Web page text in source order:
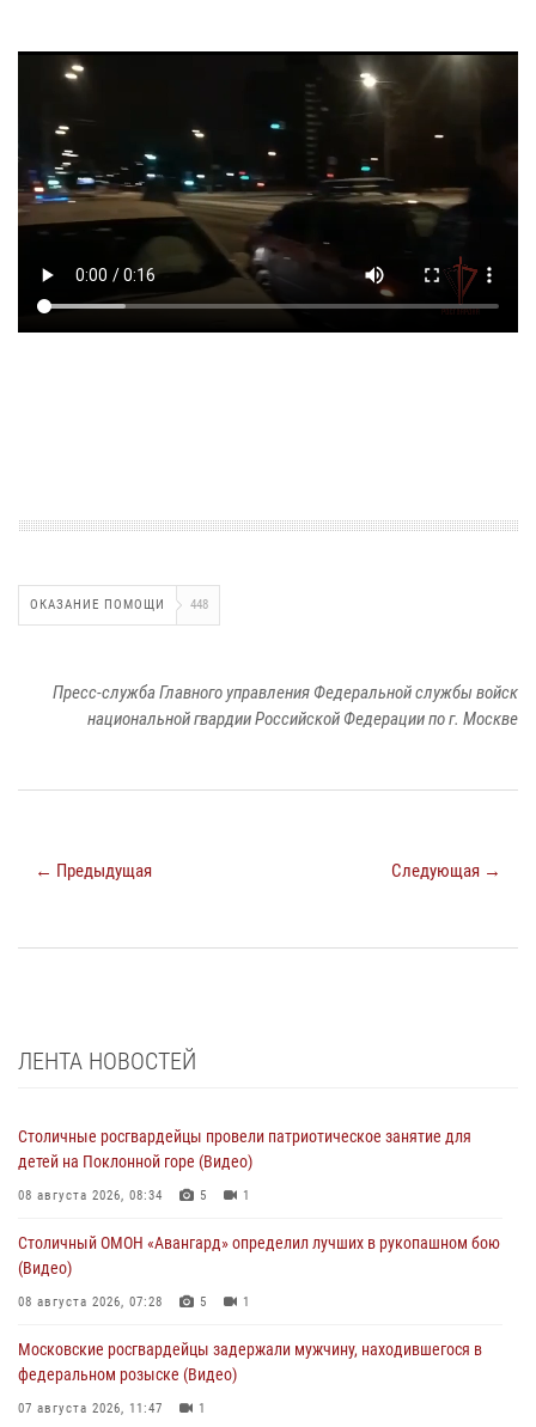
ОКАЗАНИЕ ПОМОЩИ 448
Пресс-служба Главного управления Федеральной службы войск
национальной гвардии Российской Федерации по г. Москве
← Предыдущая Следующая →
ЛЕНТА НОВОСТЕЙ
Столичные росгвардейцы провели патриотическое занятие для
детей на Поклонной горе (Видео)
08 августа 2026, 08:34 5 1
Столичный ОМОН «Авангард» определил лучших в рукопашном бою
(Видео)
08 августа 2026, 07:28 5 1
Московские росгвардейцы задержали мужчину, находившегося в
федеральном розыске (Видео)
07 августа 2026, 11:47 1